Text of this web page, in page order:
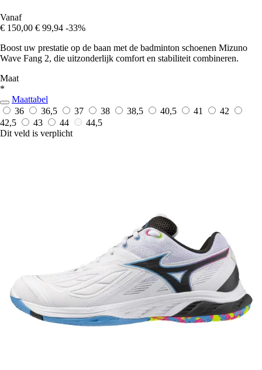
Vanaf
€ 150,00 € 99,94 -33%
Boost uw prestatie op de baan met de badminton schoenen Mizuno
Wave Fang 2, die uitzonderlijk comfort en stabiliteit combineren.
Maat
*
Maattabel
36
36,5 37 38 38,5 40,5 41
42
42,5
43 44
44,5
Dit veld is verplicht